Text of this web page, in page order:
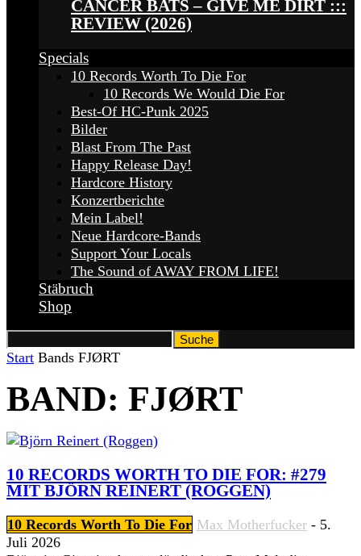
CANCER BATS – GIVE ME DIRT :::
REVIEW (2026)
Specials
10 Records Worth To Die For
10 Records We Would Die For
Best-Of HC-Punk 2025
Bilder
Blast From The Past
Happy Release Day!
Hardcore History
Konzertberichte
Mein Label!
Neue Hardcore-Bands
Support Your Locals
The Sound of AWAY FROM LIFE!
Stäbruch
Shop
Start Bands FJØRT
BAND: FJØRT
10 RECORDS WORTH TO DIE FOR: #279
MIT BJÖRN REINERT (ROGGEN)
10 Records Worth To Die For Max Motherfucker - 5.
Juli 2026